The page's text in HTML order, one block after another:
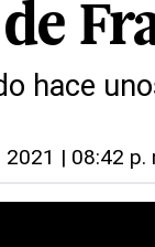
hace
2021 | 08:42 p.